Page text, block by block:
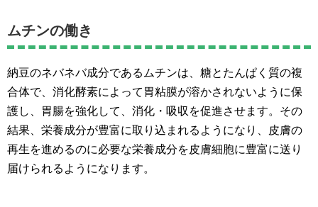
ムチンの働き
納豆のネバネバ成分であるムチンは、糖とたんぱく質の複
合体で、消化酵素によって胃粘膜が溶かされないように保
護し、胃腸を強化して、消化・吸収を促進させます。その
結果、栄養成分が豊富に取り込まれるようになり、皮膚の
再生を進めるのに必要な栄養成分を皮膚細胞に豊富に送り
届けられるようになります。